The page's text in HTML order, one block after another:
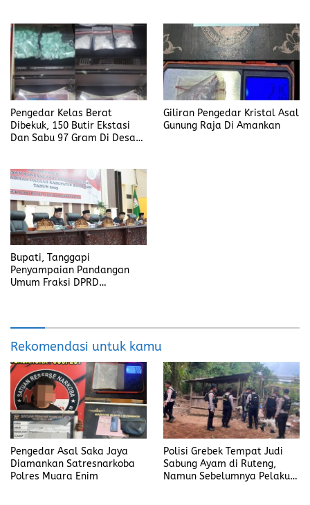
Pengedar Kelas Berat
Dibekuk, 150 Butir Ekstasi
Dan Sabu 97 Gram Di Desa
Giliran Pengedar Kristal Asal
Gunung Raja Di Amankan
Bupati, Tanggapi
Penyampaian Pandangan
Umum Fraksi DPRD
Rekomendasi untuk kamu
Pengedar Asal Saka Jaya
Diamankan Satresnarkoba
Polres Muara Enim
Polisi Grebek Tempat Judi
Sabung Ayam di Ruteng,
Namun Sebelumnya Pelaku